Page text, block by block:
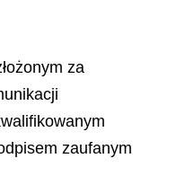
za
zaufanym